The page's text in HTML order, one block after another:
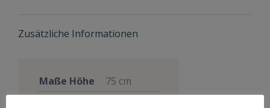
Zusätzliche Informationen
Maße Höhe
75 cm